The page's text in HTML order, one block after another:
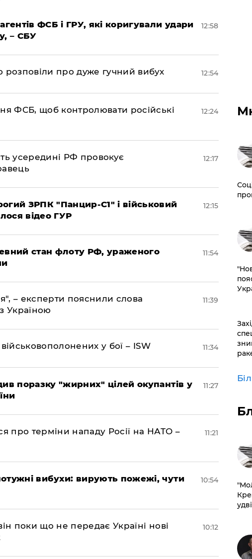
ФСБ і ГРУ, які коригували удари
– СБУ
12:58
про дуже гучний вибух 12:54
ФСБ, щоб контролювати російські
12:24
усередині РФ провокує
12:17
ЗРПК "Панцир-С1" і військовий
відео ГУР
12:15
стан флоту РФ, ураженого
11:54
– експерти пояснили слова
Україною
11:39
у бої – ISW 11:34
поразку "жирних" цілей окупантів у
11:27
про терміни нападу Росії на НАТО –
11:21
вибухи: вирують пожежі, чути
10:54
поки що не передає Україні нові
10:12